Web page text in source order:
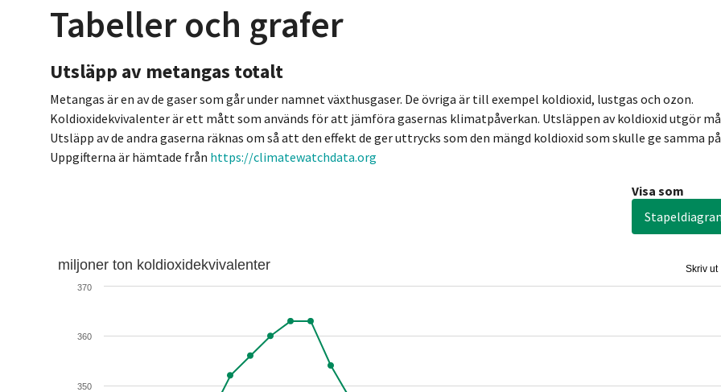
Tabeller och grafer
Utsläpp av metangas totalt
Metangas är en av de gaser som går under namnet växthusgaser. De övriga är till exempel koldioxid, lustgas och ozon.
Koldioxidekvivalenter är ett mått som används för att jämföra gasernas klimatpåverkan. Utsläppen av koldioxid utgör
Utsläpp av de andra gaserna räknas om så att den effekt de ger uttrycks som den mängd koldioxid som skulle ge samma
Uppgifterna är hämtade från https://climatewatchdata.org
Visa som
Skriv ut
miljoner ton koldioxidekvivalenter
350
360
370